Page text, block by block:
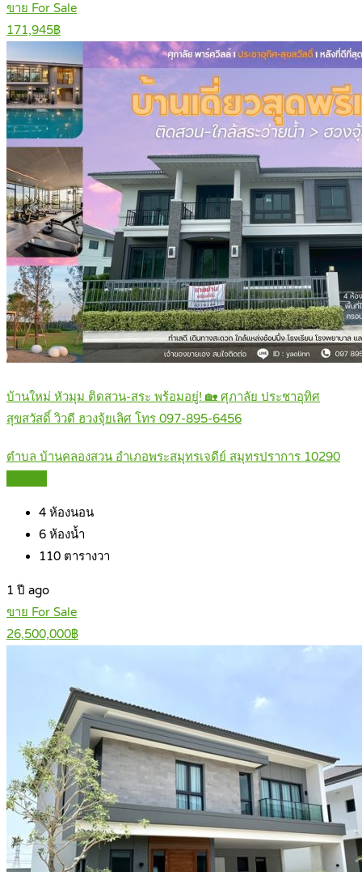
ขาย For Sale
171,945฿
บ้านใหม่ หัวมุม ติดสวน-สระ พร้อมอยู่! 🏡 ศุภาลัย ประชาอุทิศ
สุขสวัสดิ์ วิวดี ฮวงจุ้ยเลิศ โทร 097-895-6456
ตำบล บ้านคลองสวน อำเภอพระสมุทรเจดีย์ สมุทรปราการ 10290
4 ห้องนอน
6 ห้องน้ำ
110 ตารางวา
1 ปี ago
ขาย For Sale
26,500,000฿